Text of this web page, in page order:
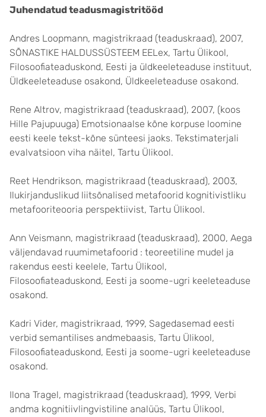
Juhendatud teadusmagistritööd
Andres Loopmann, magistrikraad (teaduskraad), 2007,
SÕNASTIKE HALDUSSÜSTEEM EELex, Tartu Ülikool,
Filosoofiateaduskond, Eesti ja üldkeeleteaduse instituut,
Üldkeeleteaduse osakond, Üldkeeleteaduse osakond.
Rene Altrov, magistrikraad (teaduskraad), 2007, (koos
Hille Pajupuuga) Emotsionaalse kõne korpuse loomine
eesti keele tekst-kõne sünteesi jaoks. Tekstimaterjali
evalvatsioon viha näitel, Tartu Ülikool.
Reet Hendrikson, magistrikraad (teaduskraad), 2003,
Ilukirjanduslikud liitsõnalised metafoorid kognitivistliku
metafooriteooria perspektiivist, Tartu Ülikool.
Ann Veismann, magistrikraad (teaduskraad), 2000, Aega
väljendavad ruumimetafoorid : teoreetiline mudel ja
rakendus eesti keelele, Tartu Ülikool,
Filosoofiateaduskond, Eesti ja soome-ugri keeleteaduse
osakond.
Kadri Vider, magistrikraad, 1999, Sagedasemad eesti
verbid semantilises andmebaasis, Tartu Ülikool,
Filosoofiateaduskond, Eesti ja soome-ugri keeleteaduse
osakond.
Ilona Tragel, magistrikraad (teaduskraad), 1999, Verbi
andma kognitiivlingvistiline analüüs, Tartu Ülikool,